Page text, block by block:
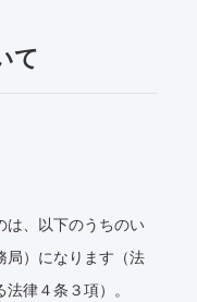
て
は、以下のうちのい
局）になります（法
律４条３項）。